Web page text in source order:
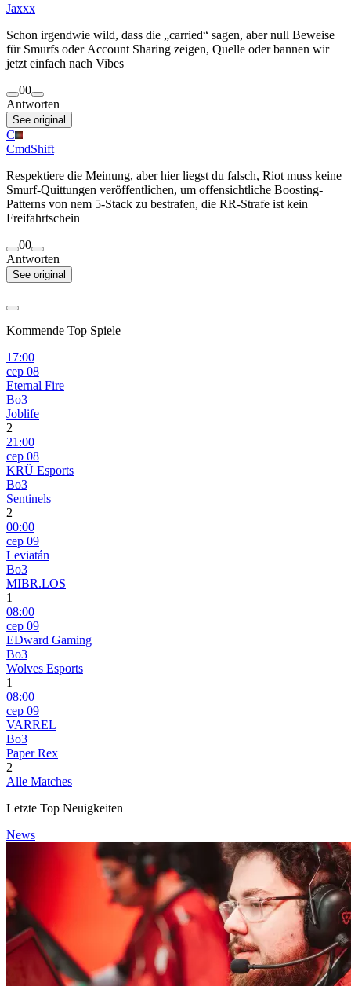
Jaxxx
Schon irgendwie wild, dass die „carried“ sagen, aber null Beweise
für Smurfs oder Account Sharing zeigen, Quelle oder bannen wir
jetzt einfach nach Vibes
00
Antworten
See original
C
CmdShift
Respektiere die Meinung, aber hier liegst du falsch, Riot muss keine
Smurf-Quittungen veröffentlichen, um offensichtliche Boosting-
Patterns von nem 5-Stack zu bestrafen, die RR-Strafe ist kein
Freifahrtschein
00
Antworten
See original
Kommende Top Spiele
17:00
сер 08
Eternal Fire
Bo3
Joblife
2
21:00
сер 08
KRÜ Esports
Bo3
Sentinels
2
00:00
сер 09
Leviatán
Bo3
MIBR.LOS
1
08:00
сер 09
EDward Gaming
Bo3
Wolves Esports
1
08:00
сер 09
VARREL
Bo3
Paper Rex
2
Alle Matches
Letzte Top Neuigkeiten
News